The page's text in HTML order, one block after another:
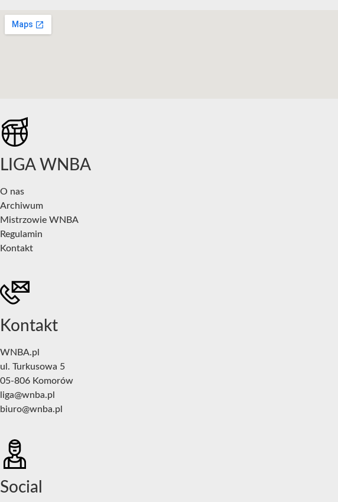
LIGA WNBA
O nas
Archiwum
Mistrzowie WNBA
Regulamin
Kontakt
Kontakt
WNBA.pl
ul. Turkusowa 5
05-806 Komorów
liga@wnba.pl
biuro@wnba.pl
Social